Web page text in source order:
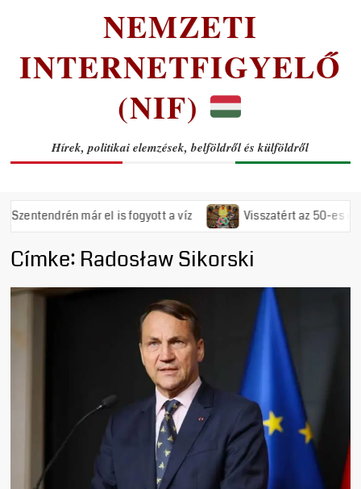
NEMZETI
INTERNETFIGYELŐ
(NIF)
Hírek, politikai elemzések, belföldről és külföldről
már el is fogyott a víz Visszatért az 50-es évek
Címke: Radosław Sikorski